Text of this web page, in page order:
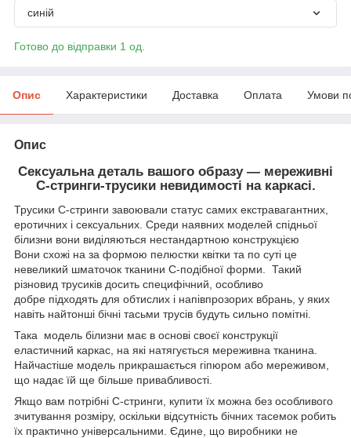
синій
Готово до відправки 1 од.
Опис Характеристики Доставка Оплата Умови
Опис
Сексуальна деталь вашого образу — мереживні
С-стринги-трусики невидимості на каркасі.
Трусики C-стринги завоювали статус самих екстравагантних,
еротичних і сексуальних. Среди наявних моделей спідньої
білизни вони виділяються нестандартною конструкцією
Вони схожі на за формою пелюстки квітки та по суті це
невеликий шматочок тканини С-подібної форми. Такий
різновид трусиків досить специфічний, особливо
добре підходять для обтислих і напівпрозорих вбрань, у яких
навіть найтонші бічні тасьми трусів будуть сильно помітні.
Така модель білизни має в основі своєї конструкції
еластичний каркас, на які натягується мереживна тканина.
Найчастіше модель прикрашається гіпюром або мереживом,
що надає їй ще більше привабливості.
Якщо вам потрібні C-стринги, купити їх можна без особливого
зчитування розміру, оскільки відсутність бічних тасемок робить
їх практично універсальними. Єдине, що виробники не